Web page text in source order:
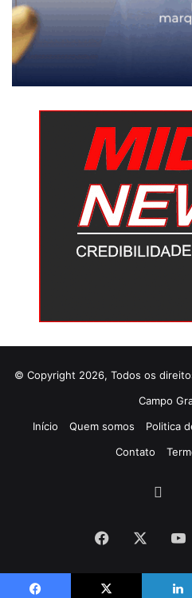
© Copyright 2026, Todos os
Campo
Início
Quem somos Politica
Contato
Facebook